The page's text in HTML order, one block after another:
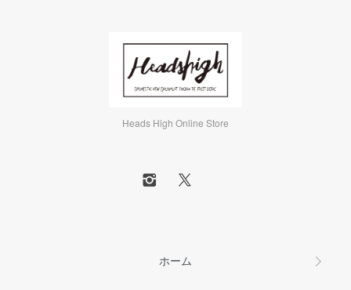
Heads High Online Store
ホーム